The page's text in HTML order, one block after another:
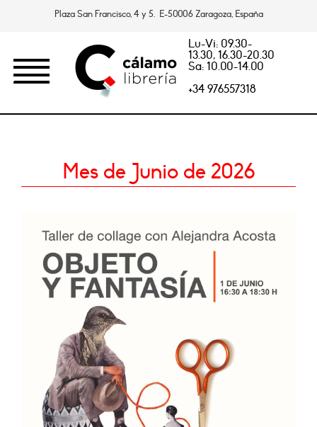
Plaza San Francisco, 4 y 5. E-50006 Zaragoza, España
Lu-Vi: 09.30-
13.30, 16.30-20.30
Sa: 10.00-14.00
+34 976557318
Mes de Junio de 2026